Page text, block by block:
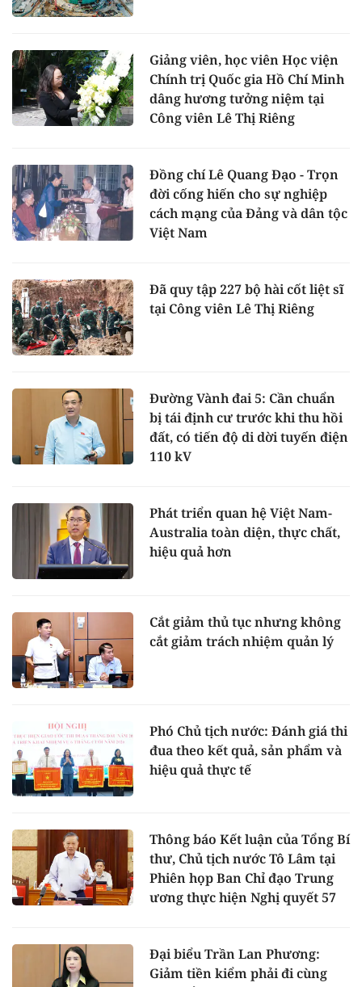
Giảng viên, học viên Học viện
Chính trị Quốc gia Hồ Chí Minh
dâng hương tưởng niệm tại
Công viên Lê Thị Riêng
Đồng chí Lê Quang Đạo - Trọn
đời cống hiến cho sự nghiệp
cách mạng của Đảng và dân tộc
Việt Nam
Đã quy tập 227 bộ hài cốt liệt sĩ
tại Công viên Lê Thị Riêng
Đường Vành đai 5: Cần chuẩn
bị tái định cư trước khi thu hồi
đất, có tiến độ di dời tuyến điện
110 kV
Phát triển quan hệ Việt Nam-
Australia toàn diện, thực chất,
hiệu quả hơn
Cắt giảm thủ tục nhưng không
cắt giảm trách nhiệm quản lý
Phó Chủ tịch nước: Đánh giá thi
đua theo kết quả, sản phẩm và
hiệu quả thực tế
Thông báo Kết luận của Tổng Bí
thư, Chủ tịch nước Tô Lâm tại
Phiên họp Ban Chỉ đạo Trung
ương thực hiện Nghị quyết 57
Đại biểu Trần Lan Phương:
Giảm tiền kiểm phải đi cùng